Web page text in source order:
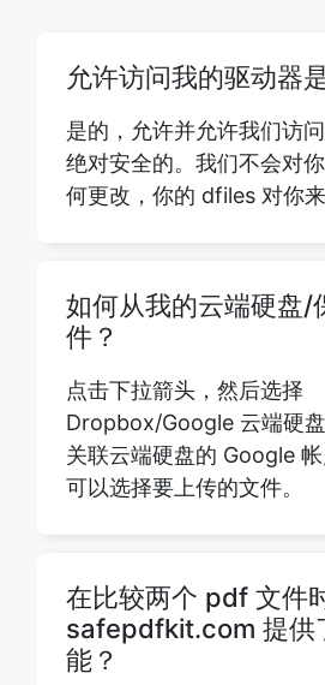
允许访问我的驱动器
是的，允许并允许我们访
绝对安全的。我们不会对
何更改，你的 dfiles 对你来
如何从我的云端硬盘/
件？
点击下拉箭头，然后选择
Dropbox/Google 云端硬
关联云端硬盘的 Google
可以选择要上传的文件。
在比较两个 pdf 文件
safepdfkit.com 提供
能？